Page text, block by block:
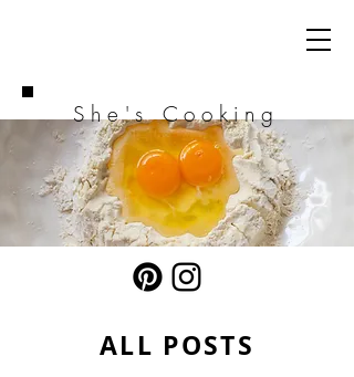
She's Cooking
ALL POSTS